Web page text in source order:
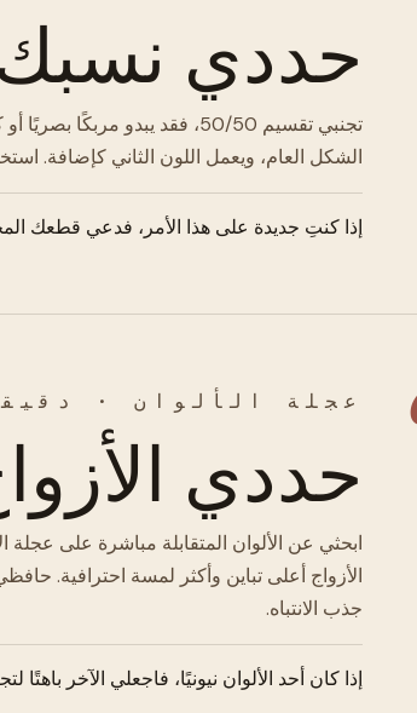
حددي
الشكل العام، ويعمل اللون الثاني كإضافة.
إذا كنتِ جديدة على هذا الأمر، فدعي قطعك المحايدة تمثل 60% وقدمي لونًا
عجلة الألوان ·
حددي
ابحثي عن الألوان المتقابلة مباشرة على عجلة
الأزواج أعلى تباين وأكثر لمسة احترافية.
جذب الانتباه.
إذا كان أحد الألوان نيونيًا، فاجعلي الآخر باهتًا